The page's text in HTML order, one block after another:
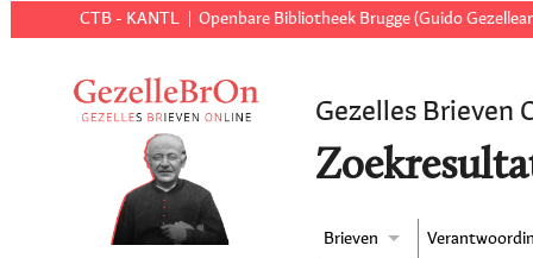
CTB - KANTL Openbare Bibliotheek Brugge (Guido
Gezelles Brieven
Brieven